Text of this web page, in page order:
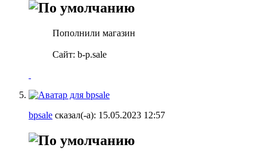
Пополнили магазин
Сайт: b-p.sale
bpsale сказал(-а): 15.05.2023 12:57